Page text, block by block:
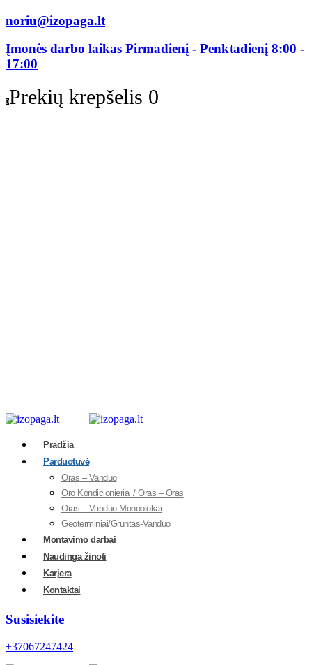
noriu@izopaga.lt
Įmonės darbo laikas Pirmadienį - Penktadienį 8:00 -
17:00
0Prekių krepšelis 0
Pradžia
Parduotuvė
Oras – Vanduo
Oro Kondicionieriai / Oras – Oras
Oras – Vanduo Monoblokai
Geoterminiai/Gruntas-Vanduo
Montavimo darbai
Naudinga žinoti
Karjera
Kontaktai
Susisiekite
+37067247424